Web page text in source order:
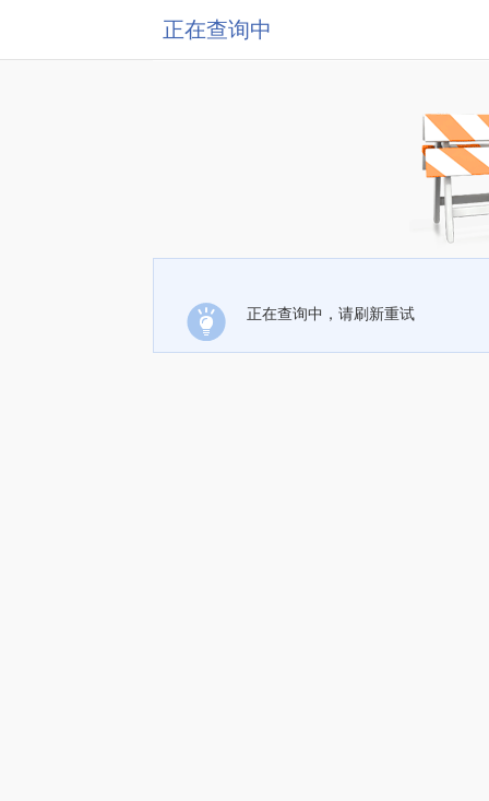
正在查询中
正在查询中，请刷新重试